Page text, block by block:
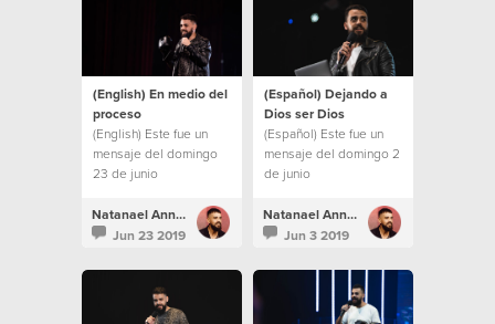
(English) En medio del
proceso
(English) Este fue un
mensaje del domingo
23 de junio
Natanael Annacondia
Jun 23 2019
(Español) Dejando a
Dios ser Dios
(Español) Este fue un
mensaje del domingo 2
de junio
Natanael Annacondia
Jun 3 2019